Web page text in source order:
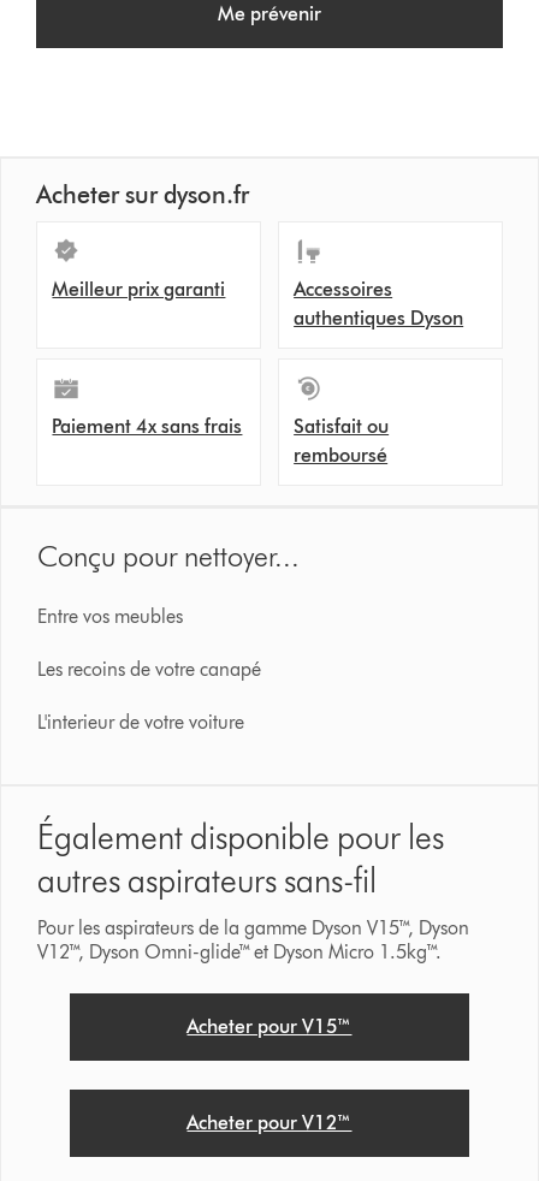
Me prévenir
Acheter sur dyson.fr
Meilleur prix garanti
Accessoires
authentiques Dyson
Paiement 4x sans frais
Satisfait ou
remboursé
Conçu pour nettoyer...
Entre vos meubles
Les recoins de votre canapé
L'interieur de votre voiture
Également disponible pour les
autres aspirateurs sans-fil
Pour les aspirateurs de la gamme Dyson V15™, Dyson
V12™, Dyson Omni-glide™ et Dyson Micro 1.5kg™.
Acheter pour V15™
Acheter pour V12™